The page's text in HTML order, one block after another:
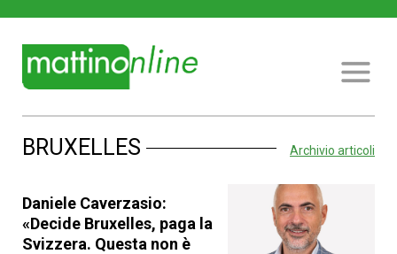
BRUXELLES Archivio articoli
Daniele Caverzasio:
«Decide Bruxelles, paga la
Svizzera. Questa non è